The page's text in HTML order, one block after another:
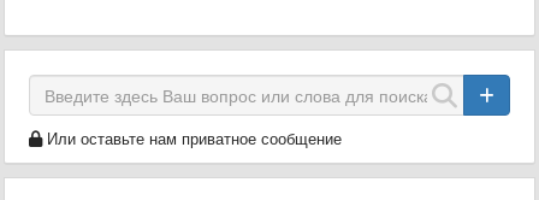
Или оставьте нам приватное сообщение